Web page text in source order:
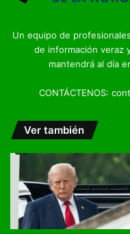
Un equipo de
de información veraz
mantendrá al día
CONTÁCTENOS:
Ver también